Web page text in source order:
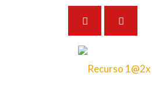
24 de noviembre